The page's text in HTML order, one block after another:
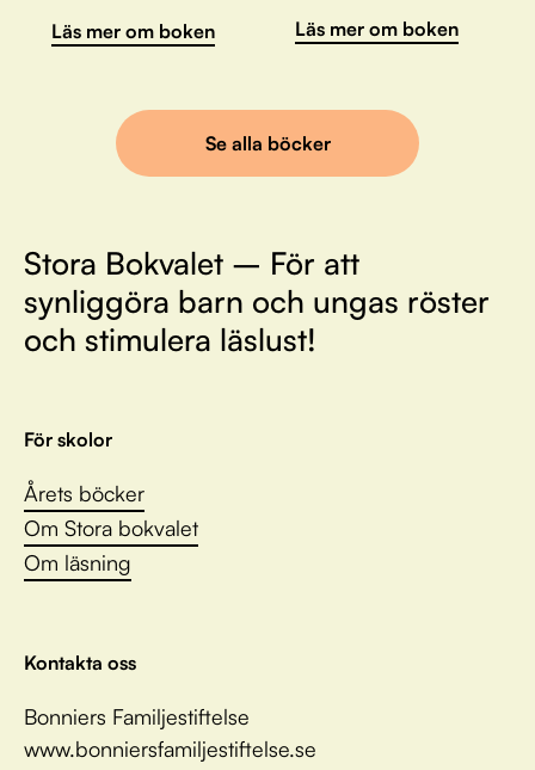
Läs mer om boken Läs mer om boken
Se alla böcker
Stora Bokvalet – För att
synliggöra barn och ungas röster
och stimulera läslust!
För skolor
Årets böcker
Om Stora bokvalet
Om läsning
Kontakta oss
Bonniers Familjestiftelse
www.bonniersfamiljestiftelse.se